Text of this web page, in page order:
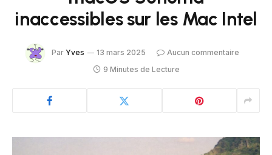
inaccessibles sur les Mac Intel
Par Yves 13 mars 2025
Aucun commentaire
9 Minutes de Lecture